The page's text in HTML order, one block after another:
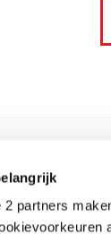
partners